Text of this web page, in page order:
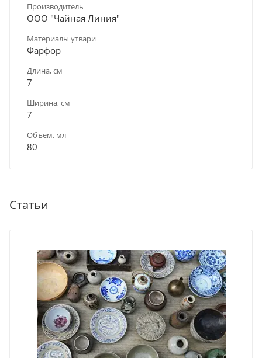
Производитель
ООО "Чайная Линия"
Материалы утвари
Фарфор
Длина, см
7
Ширина, см
7
Объем, мл
80
Статьи